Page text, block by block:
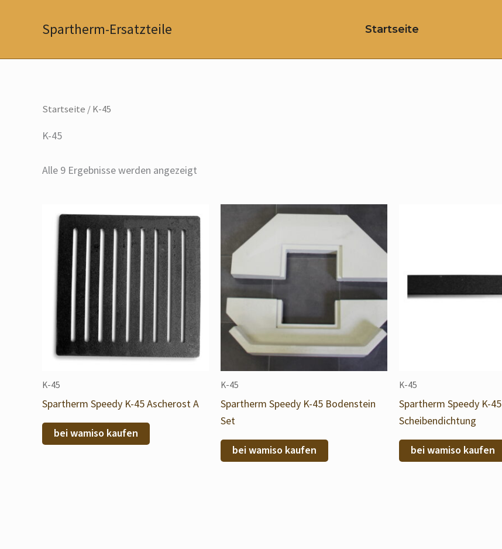
Spartherm-Ersatzteile Startseite
Startseite / K-45
K-45
Alle 9 Ergebnisse werden angezeigt
K-45
Spartherm Speedy K-45 Ascherost A
bei wamiso kaufen
K-45
Spartherm Speedy K-45 Bodenstein
Set
bei wamiso kaufen
K-45
Spartherm Speedy K-45
Scheibendichtung
bei wamiso kaufen